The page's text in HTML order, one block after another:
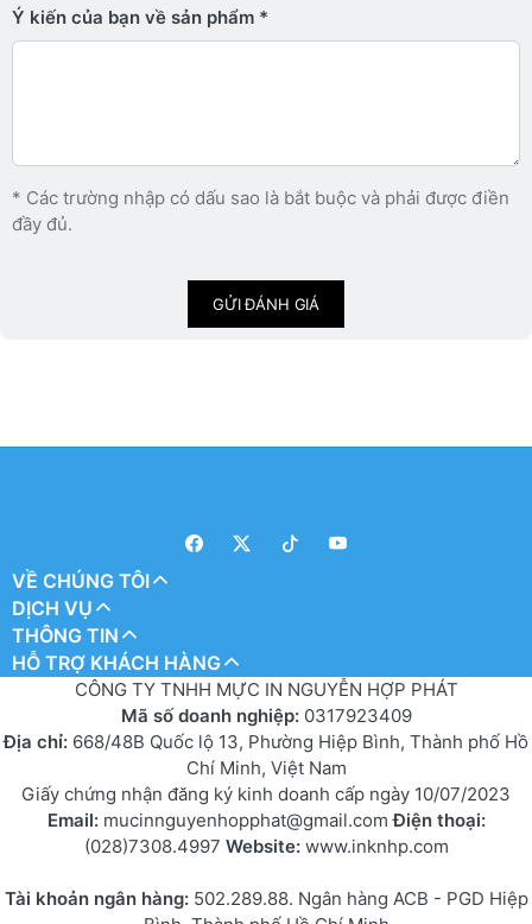
Ý kiến ​​của bạn về sản phẩm
* Các trường nhập có dấu sao là bắt buộc và phải được điền
đầy đủ.
GỬI ĐÁNH GIÁ
VỀ CHÚNG TÔI
DỊCH VỤ
THÔNG TIN
HỖ TRỢ KHÁCH HÀNG
CÔNG TY TNHH MỰC IN NGUYỄN HỢP PHÁT
Mã số doanh nghiệp: 0317923409
Địa chỉ: 668/48B Quốc lộ 13, Phường Hiệp Bình, Thành phố Hồ
Chí Minh, Việt Nam
Giấy chứng nhận đăng ký kinh doanh cấp ngày 10/07/2023
Email: mucinnguyenhopphat@gmail.comĐiện thoại:
(028)7308.4997 Website: www.inknhp.com
Tài khoản ngân hàng: 502.289.88. Ngân hàng ACB - PGD Hiệp